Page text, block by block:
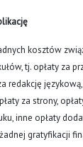
kosztów
tj. opłaty za
redakcję
za strony,
inne opłaty
gratyfikacji